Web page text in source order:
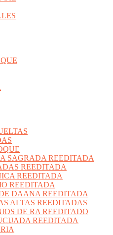
SAGRADA REEDITADA
REEDITADA
REEDITADA
REEDITADA
DAANA REEDITADA
ALTAS REEDITADAS
DE RA REEDITADO
REEDITADA